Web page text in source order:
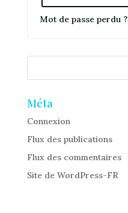
Mot de passe perdu ?
Méta
Connexion
Flux des publications
Flux des commentaires
Site de WordPress-FR